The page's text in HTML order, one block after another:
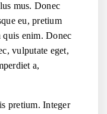
mus. Donec
eu, pretium
quis enim. Donec
vulputate eget,
a,
pretium. Integer